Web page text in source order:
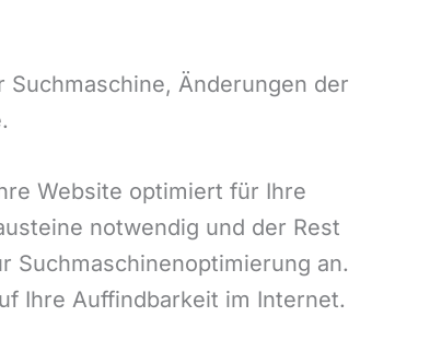
Änderungen der
Website optimiert für Ihre
notwendig und der Rest
Suchmaschinenoptimierung an.
Ihre Auffindbarkeit im Internet.